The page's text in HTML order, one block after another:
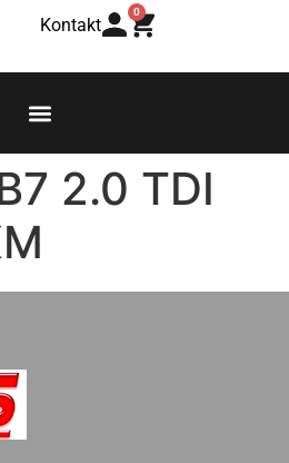
Kontakt
0
2.0 TDI